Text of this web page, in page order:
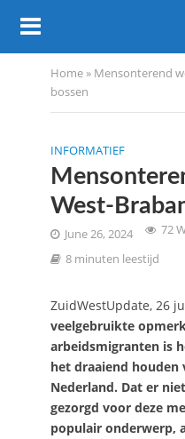
Home» Mensonterend
bossen
INFORMATIEF
West-
June 26, 2024
72
8 minuten leestijd
ZuidWestUpdate, 26
veelgebruikte
arbeidsmigranten is
het draaiend houden
Nederland. Dat er
gezorgd voor deze
populair onderwerp,